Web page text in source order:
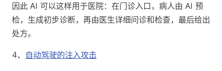
因此 AI 可以这样用于医院：在门诊入口，病人由 AI 预
检，生成初步诊断，再由医生详细问诊和检查，最后给出
处方。
4、 自动驾驶的注入攻击